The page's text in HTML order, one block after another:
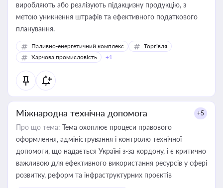
виробляють або реалізують підакцизну продукцію, з
метою уникнення штрафів та ефективного податкового
планування.
Паливно-енергетичний комплекс
Торгівля
Харчова промисловість
+1
Міжнародна технічна допомога +5
Про що тема: Тема охоплює процеси правового
оформлення, адміністрування і контролю технічної
допомоги, що надається Україні з-за кордону, і є критично
важливою для ефективного використання ресурсів у сфері
розвитку, реформ та інфраструктурних проєктів